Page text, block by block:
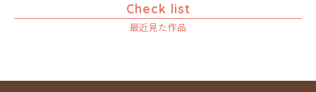
Check list
最近見た作品